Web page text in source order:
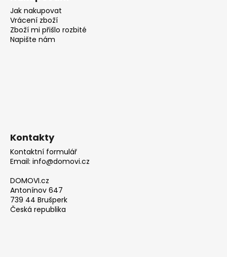
Jak nakupovat
Vrácení zboží
Zboží mi přišlo rozbité
Napište nám
Kontakty
Kontaktní formulář
Email: info@domovi.cz
DOMOVI.cz
Antonínov 647
739 44 Brušperk
Česká republika